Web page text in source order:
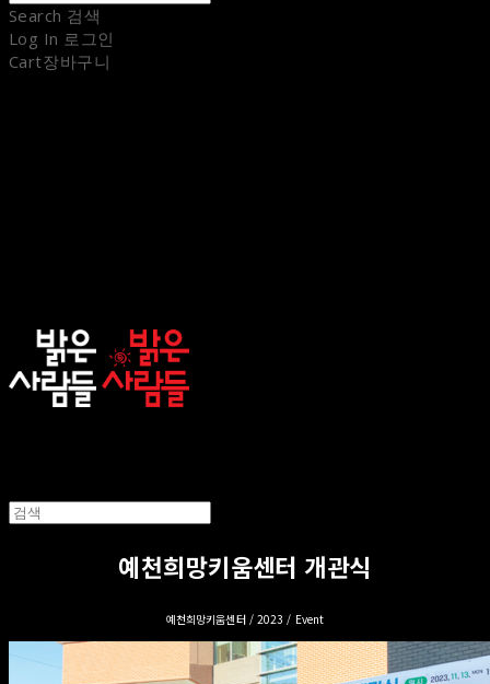
Search 검색
Log In 로그인
Cart장바구니
예천희망키움센터 개관식
예천희망키움센터 / 2023 / Event